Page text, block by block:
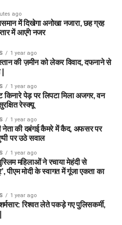
ago
में दिखेगा अनोखा नजारा, छह ग्रह
में आएंगे नजर
1 year ago
की ज़मीन को लेकर विवाद, दफनाने से
1 year ago
किनारे पेड़ पर लिपटा मिला अजगर, वन
रेस्क्यू
1 year ago
नेता की दबंगई कैमरे में कैद, अफसर पर
पर उठे सवाल
1 year ago
महिलाओं ने रचाया मेहंदी से
पीएम मोदी के स्वागत में गूंजा एकता का
1 year ago
रिश्वत लेते पकड़े गए पुलिसकर्मी,